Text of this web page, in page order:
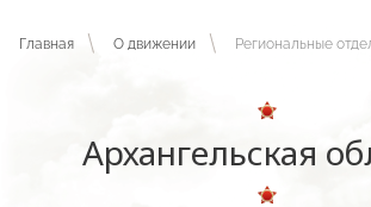
Главная О движении Региональные
Архангельская